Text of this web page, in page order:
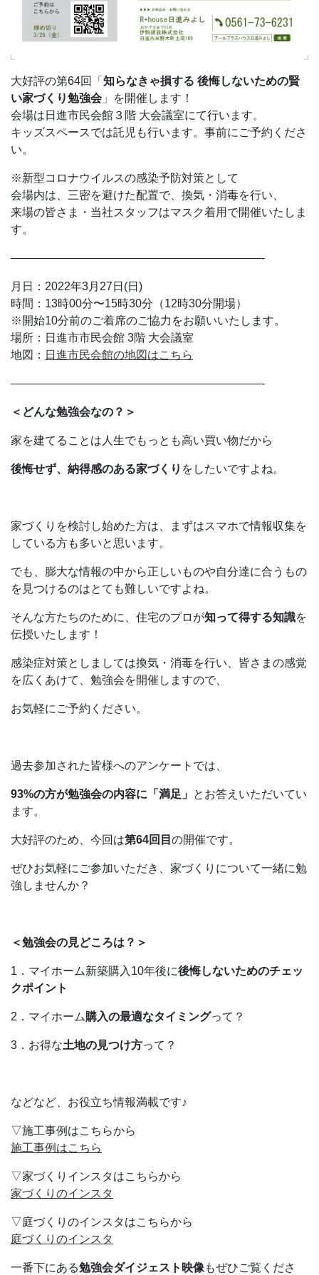
大好評の第64回「 知らなきゃ損する 後悔しないための賢
い家づくり勉強会 」を開催します！
会場は日進市民会館３階 大会議室にて行います。
キッズスペースでは託児も行います。事前にご予約くださ
い。
※新型コロナウイルスの感染予防対策として
会場内は、三密を避けた配置で、換気・消毒を行い、
来場の皆さま・当社スタッフはマスク着用で開催いたしま
す。
——————————————————————-
月日：2022年3月27日(日)
時間：13時00分〜15時30分（12時30分開場）
※開始10分前のご着席のご協力をお願いいたします。
場所：日進市市民会館 3階 大会議室
地図： 日進市民会館の地図はこちら
——————————————————————-
＜どんな勉強会なの？＞
家を建てることは人生でもっとも高い買い物だから
後悔せず、納得感のある家づくり をしたいですよね。
家づくりを検討し始めた方は、まずはスマホで情報収集を
している方も多いと思います。
でも、膨大な情報の中から正しいものや自分達に合うもの
を見つけるのはとても難しいですよね。
そんな方たちのために、住宅のプロが知って得する知識を
伝授いたします！
感染症対策としましては換気・消毒を行い、皆さまの感覚
を広くあけて、勉強会を開催しますので、
お気軽にご予約ください。
過去参加された皆様へのアンケートでは、
93%の方が勉強会の内容に「満足」 とお答えいただいてい
ます。
大好評のため、今回は第64回目 の開催です。
ぜひお気軽にご参加いただき、家づくりについて一緒に勉
強しませんか？
＜勉強会の見どころは？＞
1．マイホーム新築購入10年後に後悔しないためのチェッ
クポイント
2．マイホーム購入の最適なタイミングって？
3．お得な土地の見つけ方って？
などなど、お役立ち情報満載です♪
▽施工事例はこちらから
施工事例はこちら
▽家づくりインスタはこちらから
家づくりのインスタ
▽庭づくりのインスタはこちらから
庭づくりのインスタ
一番下にある勉強会ダイジェスト映像 もぜひご覧くださ